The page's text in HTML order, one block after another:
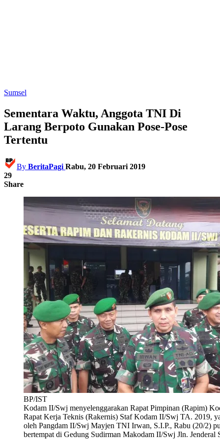
Sumsel
Sementara Waktu, Anggota TNI Di
Larang Berpoto Gunakan Pose-Pose
Tertentu
By BeritaPagi Rabu, 20 Februari 2019
29
Share
BP/IST
Kodam II/Swj menyelenggarakan Rapat Pimpinan (Rapim)
Rapat Kerja Teknis (Rakernis) Staf Kodam II/Swj TA. 2019,
oleh Pangdam II/Swj Mayjen TNI Irwan, S.I.P., Rabu (20/2)
bertempat di Gedung Sudirman Makodam II/Swj Jln. Jenderal